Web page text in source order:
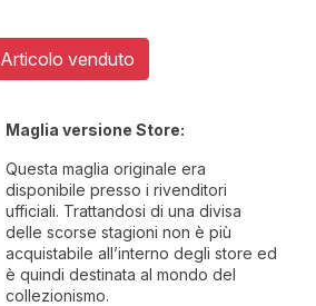
Articolo venduto
Maglia versione Store:
Questa maglia originale era
disponibile presso i rivenditori
ufficiali. Trattandosi di una divisa
delle scorse stagioni non è più
acquistabile all’interno degli store ed
è quindi destinata al mondo del
collezionismo.